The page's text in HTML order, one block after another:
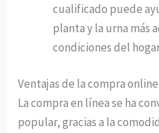
cualificado puede
planta y la urna más
condiciones del
Ventajas de la compra
La compra en línea se ha
popular, gracias a la